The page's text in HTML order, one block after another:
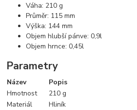
Váha: 210 g
Průměr: 115 mm
Výška: 144 mm
Objem hlubší pánve: 0,9l
Objem hrnce: 0,45l
Parametry
Název
Popis
Hmotnost
210 g
Materiál
Hliník